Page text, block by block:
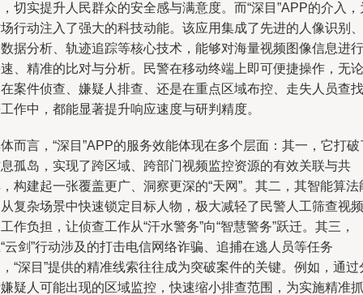
切实提升人民群众的安全感与满意度。而“深目”APP的介入，
行动注入了强大的科技动能。该应用集成了先进的人像识别、
据分析、轨迹追踪等核心技术，能够对海量视频图像信息进行
、精准的比对与分析。民警在移动终端上即可便捷操作，无论
案件侦查、嫌疑人排查、还是在重点区域布控、走失人员查找
作中，都能显著提升响应速度与研判精度。
而言，“深目”APP的服务效能体现在多个层面：其一，它打破
孤岛，实现了跨区域、跨部门视频监控资源的有效关联与共
构建起一张覆盖更广、洞察更深的“天网”。其二，其智能算法
复杂场景中快速锁定目标人物，极大减轻了民警人工筛查视频
作负担，让侦查工作从“汗水警务”向“智慧警务”跃迁。其三，
云剑”行动涉及的打击电信网络诈骗、追捕在逃人员等任务
“深目”提供的精准线索往往成为突破案件的关键。例如，通过
疑人可能出现的区域监控，快速缩小排查范围，为实施精准抓